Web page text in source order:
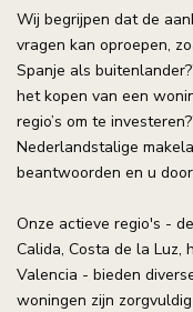
Wij begrijpen dat de
vragen kan oproepen,
Spanje als
het kopen van een
regio’s om te
Nederlandstalige
beantwoorden en u
Onze actieve regio's -
Calida, Costa de la Luz,
Valencia - bieden
woningen zijn